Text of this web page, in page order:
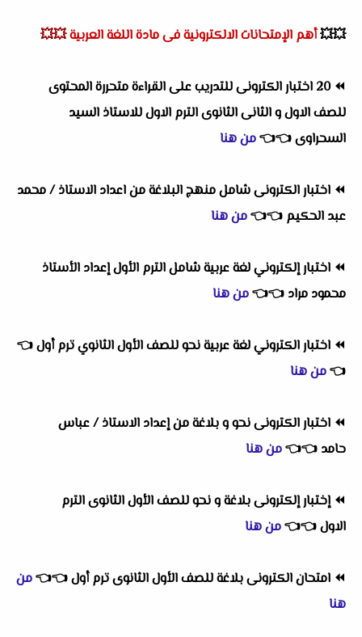
💥💥أهم الإمتحانات الالكترونية فى مادة اللغة العربية💥💥
⏪
20 اختبار الكترونى للتدريب على القراءة متحررة المحتوى
للصف الاول و الثانى الثانوى الترم الاول للاستاذ السيد
السحراوى👈
👈من هنا
⏪ اختبار الكترونى شامل منهج البلاغة من اعداد الاستاذ / محمد
عبد الحكيم 👈
👈من هنا
⏪ اختبار إلكتروني لغة عربية شامل الترم الأول إعداد الأستاذ
محمود مراد 👈
👈من هنا
⏪ اختبار الكتروني لغة عربية نحو للصف الأول الثانوي ترم أول👈
👈من هنا
⏪ اختبار الكترونى نحو و بلاغة من إعداد الاستاذ / عباس
حامد 👈
👈من هنا
⏪إختبار إلكترونى بلاغة و نحو للصف الأول الثانوى الترم
الاول👈
👈من هنا
⏪ امتحان الكترونى بلاغة للصف الأول الثانوى ترم أول👈
👈من
هنا